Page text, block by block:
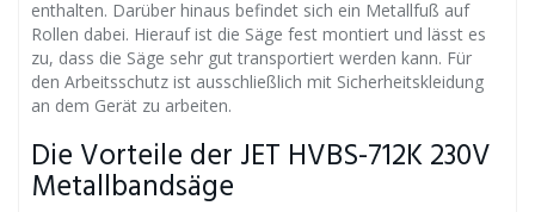
enthalten. Darüber hinaus befindet sich ein Metallfuß auf
Rollen dabei. Hierauf ist die Säge fest montiert und lässt es
zu, dass die Säge sehr gut transportiert werden kann. Für
den Arbeitsschutz ist ausschließlich mit Sicherheitskleidung
an dem Gerät zu arbeiten.
Die Vorteile der JET HVBS-712K 230V
Metallbandsäge